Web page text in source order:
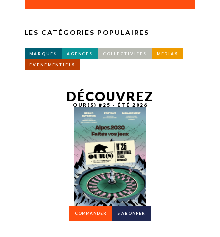
LES CATÉGORIES POPULAIRES
MARQUES AGENCES COLLECTIVITÉS MÉDIAS
ÉVÉNEMENTIELS
DÉCOUVREZ
OUR(S) #25 - ÉTÉ 2026
COMMANDER S’ABONNER